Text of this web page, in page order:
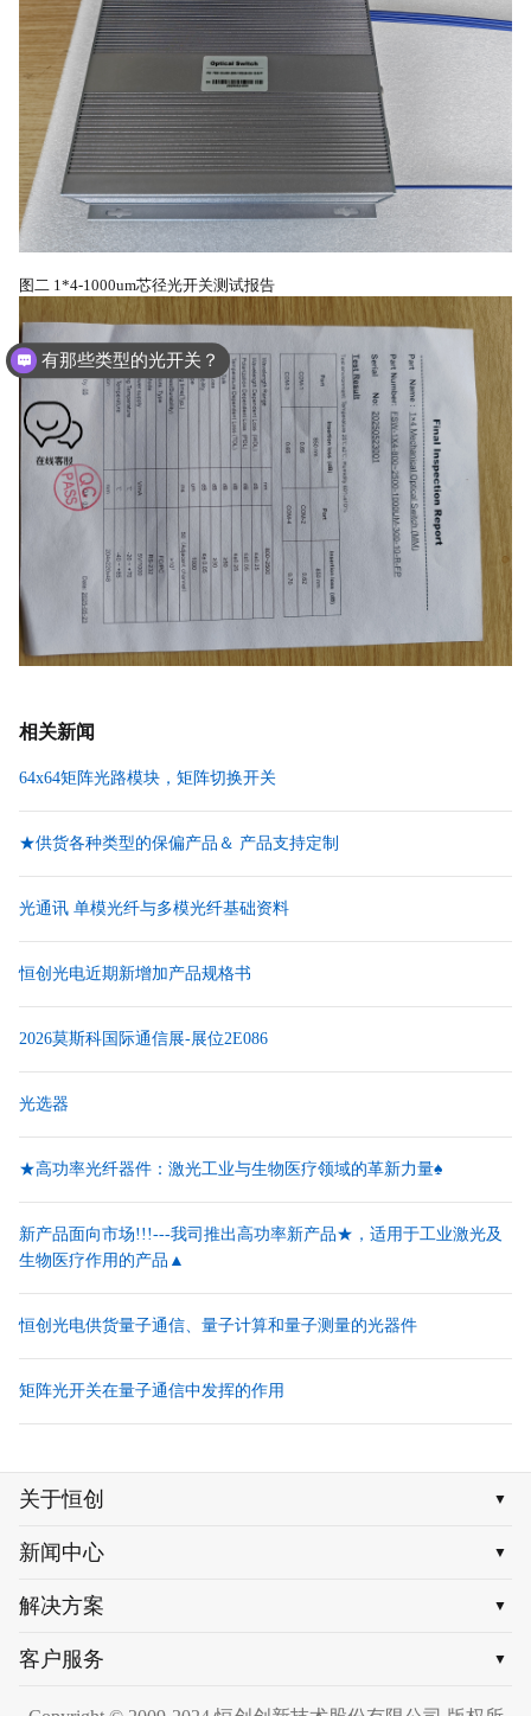
图二 1*4-1000um芯径光开关测试报告
相关新闻
64x64矩阵光路模块，矩阵切换开关
★供货各种类型的保偏产品＆ 产品支持定制
光通讯 单模光纤与多模光纤基础资料
恒创光电近期新增加产品规格书
2026莫斯科国际通信展-展位2E086
光选器
★高功率光纤器件：激光工业与生物医疗领域的革新力量♠
新产品面向市场!!!---我司推出高功率新产品★，适用于工业激光及
生物医疗作用的产品▲
恒创光电供货量子通信、量子计算和量子测量的光器件
矩阵光开关在量子通信中发挥的作用
关于恒创 ▼
新闻中心 ▼
解决方案 ▼
客户服务 ▼
有那些类型的光开关？